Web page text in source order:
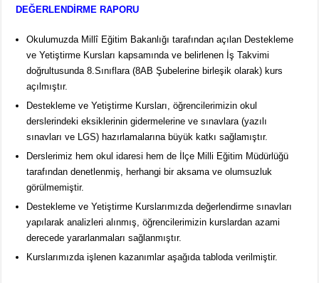
DEĞERLENDİRME RAPORU
Okulumuzda Millî Eğitim Bakanlığı tarafından açılan Destekleme
ve Yetiştirme Kursları kapsamında ve belirlenen İş Takvimi
doğrultusunda 8.Sınıflara (8AB Şubelerine birleşik olarak) kurs
açılmıştır.
Destekleme ve Yetiştirme Kursları, öğrencilerimizin okul
derslerindeki eksiklerinin gidermelerine ve sınavlara (yazılı
sınavları ve LGS) hazırlamalarına büyük katkı sağlamıştır.
Derslerimiz hem okul idaresi hem de İlçe Milli Eğitim Müdürlüğü
tarafından denetlenmiş, herhangi bir aksama ve olumsuzluk
görülmemiştir.
Destekleme ve Yetiştirme Kurslarımızda değerlendirme sınavları
yapılarak analizleri alınmış, öğrencilerimizin kurslardan azami
derecede yararlanmaları sağlanmıştır.
Kurslarımızda işlenen kazanımlar aşağıda tabloda verilmiştir.